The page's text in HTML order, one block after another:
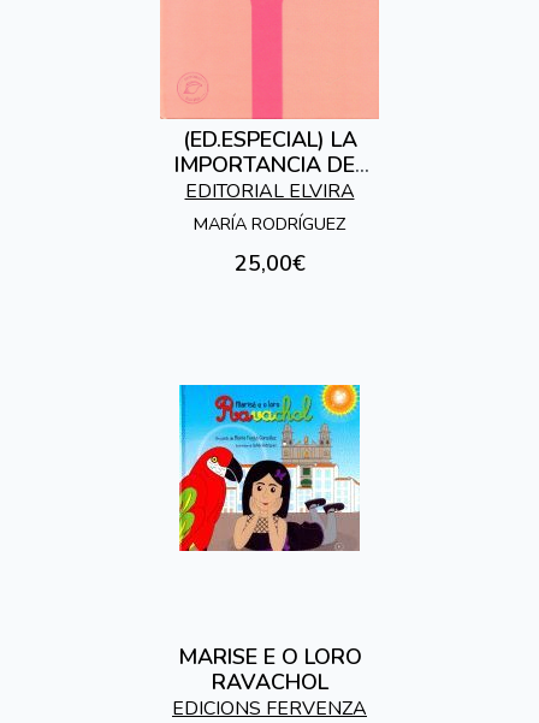
(ED.ESPECIAL) LA
IMPORTANCIA DEL
PEZ CEBRA
EDITORIAL ELVIRA
MARÍA RODRÍGUEZ
25,00€
MARISE E O LORO
RAVACHOL
EDICIONS FERVENZA